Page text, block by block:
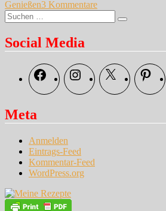
Genießen3 Kommentarezu
Gestern
…
Suche
nach:
Suchen
Social Media
FacebookInstagramX Pinterest
Meta
Anmelden
Eintrags-Feed
Kommentar-Feed
WordPress.org